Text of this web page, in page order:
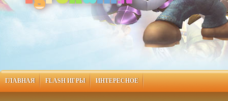
ГЛАВНАЯ FLASH ИГРЫ ИНТЕРЕСНОЕ